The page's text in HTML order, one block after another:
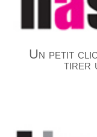
Un petit
tirer